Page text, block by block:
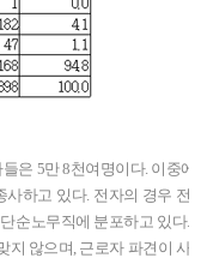
은 5만 8천여명이다. 이중
하고 있다. 전자의 경우
순노무직에 분포하고 있다.
않으며, 근로자 파견이 사